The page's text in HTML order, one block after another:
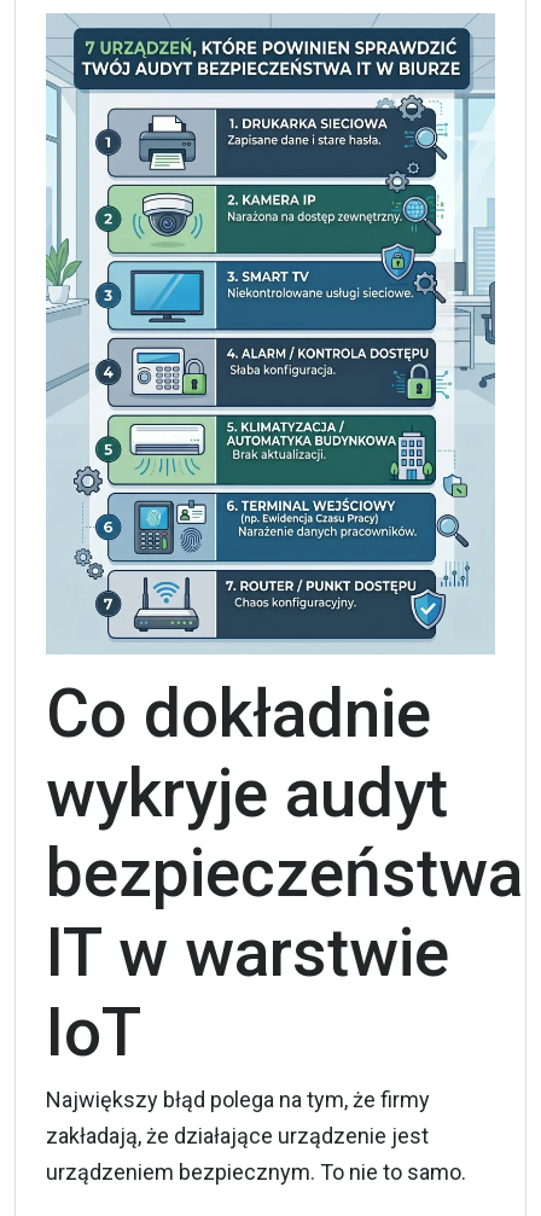
Co dokładnie
wykryje audyt
bezpieczeństwa
IT w warstwie
IoT
Największy błąd polega na tym, że firmy
zakładają, że działające urządzenie jest
urządzeniem bezpiecznym. To nie to samo.